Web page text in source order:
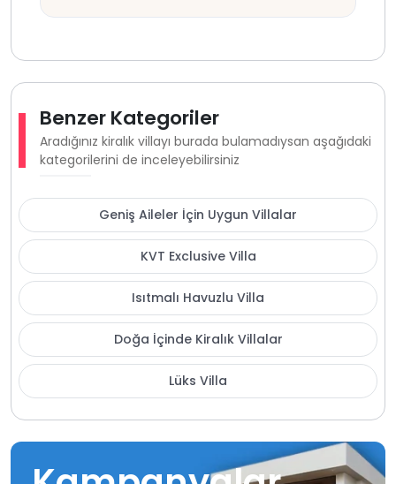
Benzer Kategoriler
Aradığınız kiralık villayı burada bulamadıysan aşağıdaki
kategorilerini de inceleyebilirsiniz
Geniş Aileler İçin Uygun Villalar
KVT Exclusive Villa
Isıtmalı Havuzlu Villa
Doğa İçinde Kiralık Villalar
Lüks Villa